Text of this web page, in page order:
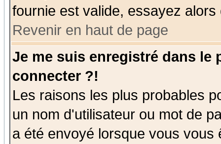
fournie est valide, essayez
Revenir en haut de page
Je me suis enregistré dans le
connecter ?!
Les raisons les plus probables
un nom d'utilisateur ou mot de
a été envoyé lorsque vous